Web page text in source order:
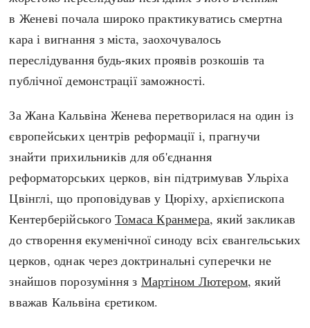
в Женеві почала широко практикуватись смертна
кара і вигнання з міста, заохочувалось
переслідування будь-яких проявів розкошів та
публічної демонстрації заможності.
За Жана Кальвіна Женева перетворилася на один із
європейських центрів реформації і, прагнучи
знайти прихильників для об'єднання
реформаторських церков, він підтримував Ульріха
Цвінглі, що проповідував у Цюріху, архієпископа
КентерберійськогоТомаса Кранмера, який закликав
до створення екуменічної синоду всіх євангельських
церков, однак через доктринальні суперечки не
знайшов порозуміння з Мартіном Лютером, який
вважав Кальвіна єретиком.